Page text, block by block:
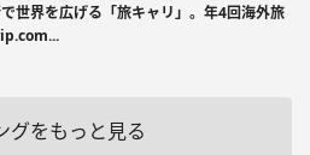
世界を広げる「旅キャリ」。年4回海外旅
グをもっと見る